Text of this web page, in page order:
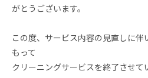
がとうございます。
この度、サービス内容の見直しに
もって
クリーニングサービスを終了させて